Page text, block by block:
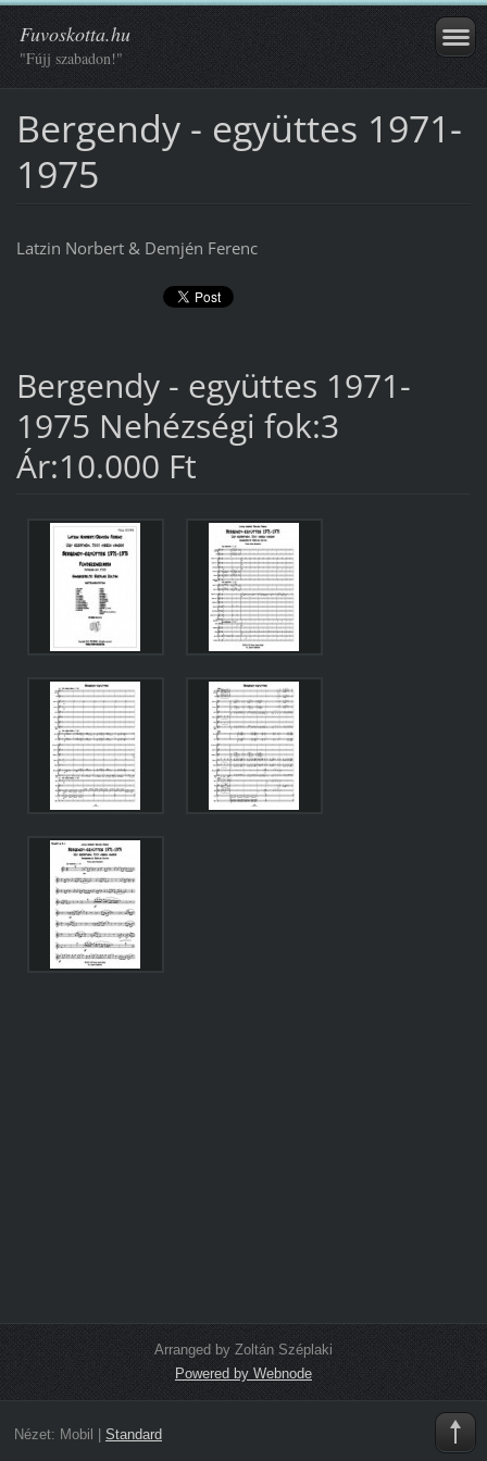
Fuvoskotta.hu
"Fújj szabadon!"
Bergendy - együttes 1971-
1975
Latzin Norbert & Demjén Ferenc
Bergendy - együttes 1971-
1975 Nehézségi fok:3
Ár:10.000 Ft
Arranged by Zoltán Széplaki
Powered by Webnode
Nézet: Mobil | Standard